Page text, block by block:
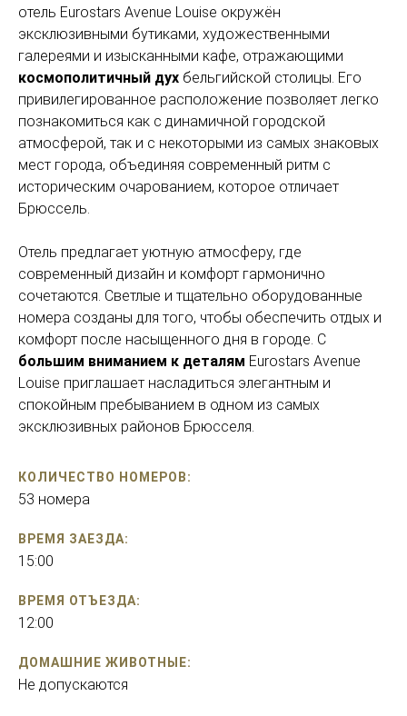
отель Eurostars Avenue Louise окружён
эксклюзивными бутиками, художественными
галереями и изысканными кафе, отражающими
космополитичный дух бельгийской столицы. Его
привилегированное расположение позволяет легко
познакомиться как с динамичной городской
атмосферой, так и с некоторыми из самых знаковых
мест города, объединяя современный ритм с
историческим очарованием, которое отличает
Брюссель.
Отель предлагает уютную атмосферу, где
современный дизайн и комфорт гармонично
сочетаются. Светлые и тщательно оборудованные
номера созданы для того, чтобы обеспечить отдых и
комфорт после насыщенного дня в городе. С
большим вниманием к деталям Eurostars Avenue
Louise приглашает насладиться элегантным и
спокойным пребыванием в одном из самых
эксклюзивных районов Брюсселя.
КОЛИЧЕСТВО НОМЕРОВ:
53 номера
ВРЕМЯ ЗАЕЗДА:
15:00
ВРЕМЯ ОТЪЕЗДА:
12:00
ДОМАШНИЕ ЖИВОТНЫЕ:
Не допускаются